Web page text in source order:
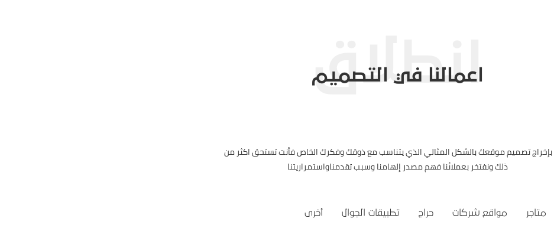
اعمالنا في التصميم
تصميم موقعك بالشكل المثالي الذي يتناسب مع ذوقك وفكرك الخاص فأنت تستحق اكثر من
ذلك ونفتخر بعملائنا فهم مصدر إلهامنا وسبب تقدمناواستمراريتنا
متاجر مواقع شركات حراج تطبيقات الجوال أخرى